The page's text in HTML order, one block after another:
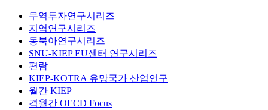
무역투자연구시리즈
지역연구시리즈
동북아연구시리즈
SNU-KIEP EU센터 연구시리즈
편람
KIEP-KOTRA 유망국가 산업연구
월간 KIEP
격월간 OECD Focus